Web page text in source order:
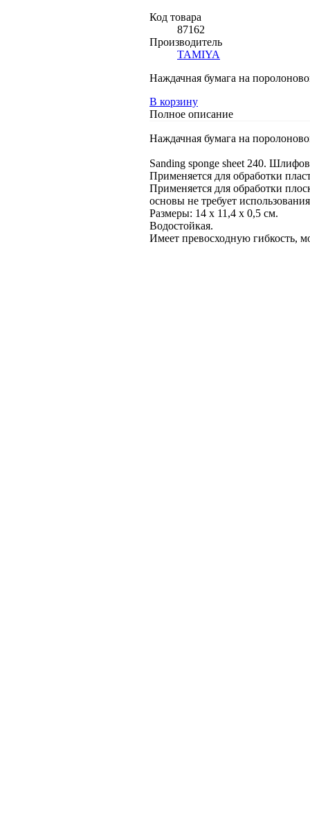
Код товара
87162
Производитель
TAMIYA
Наждачная бумага на
В корзину
Полное описание
Наждачная бумага на
Sanding sponge sheet 240.
Применяется для обработки
Применяется для обработки
основы не требует
Размеры: 14 х 11,4 х 0,5 см.
Водостойкая.
Имеет превосходную гибкость,